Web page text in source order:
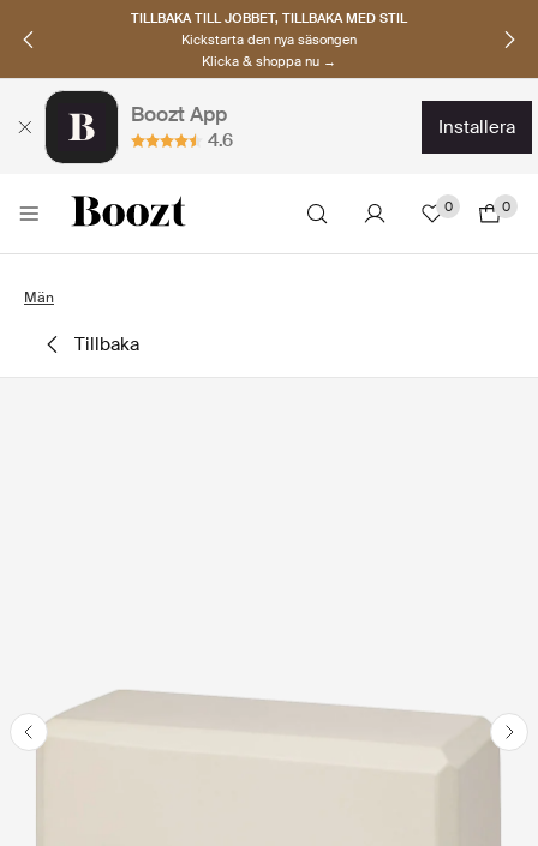
TILLBAKA TILL JOBBET, TILLBAKA MED STIL
Kickstarta den nya säsongen
Klicka & shoppa nu →
Boozt App
4.6
installera
0 0
Män
tillbaka